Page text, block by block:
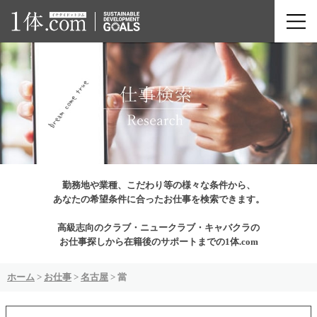
勤務地や業種、こだわり等の様々な条件から、
あなたの希望条件に合ったお仕事を検索できます。
高級志向のクラブ・ニュークラブ・キャバクラの
お仕事探しから在籍後のサポートまでの1体.com
ホーム > お仕事 > 名古屋 > 當